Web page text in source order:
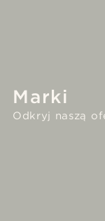
Marki
Odkryj naszą